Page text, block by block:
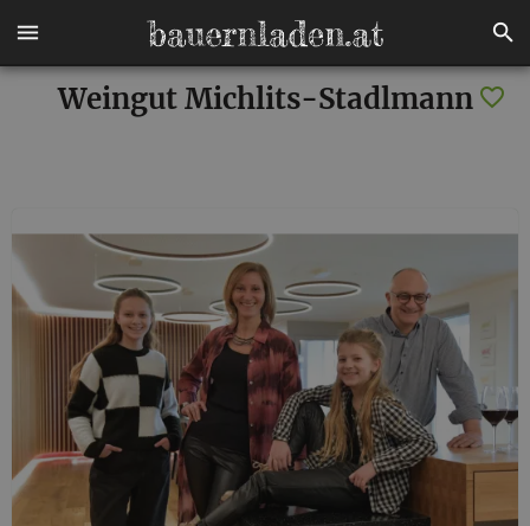
Weingut Michlits-Stadlmann